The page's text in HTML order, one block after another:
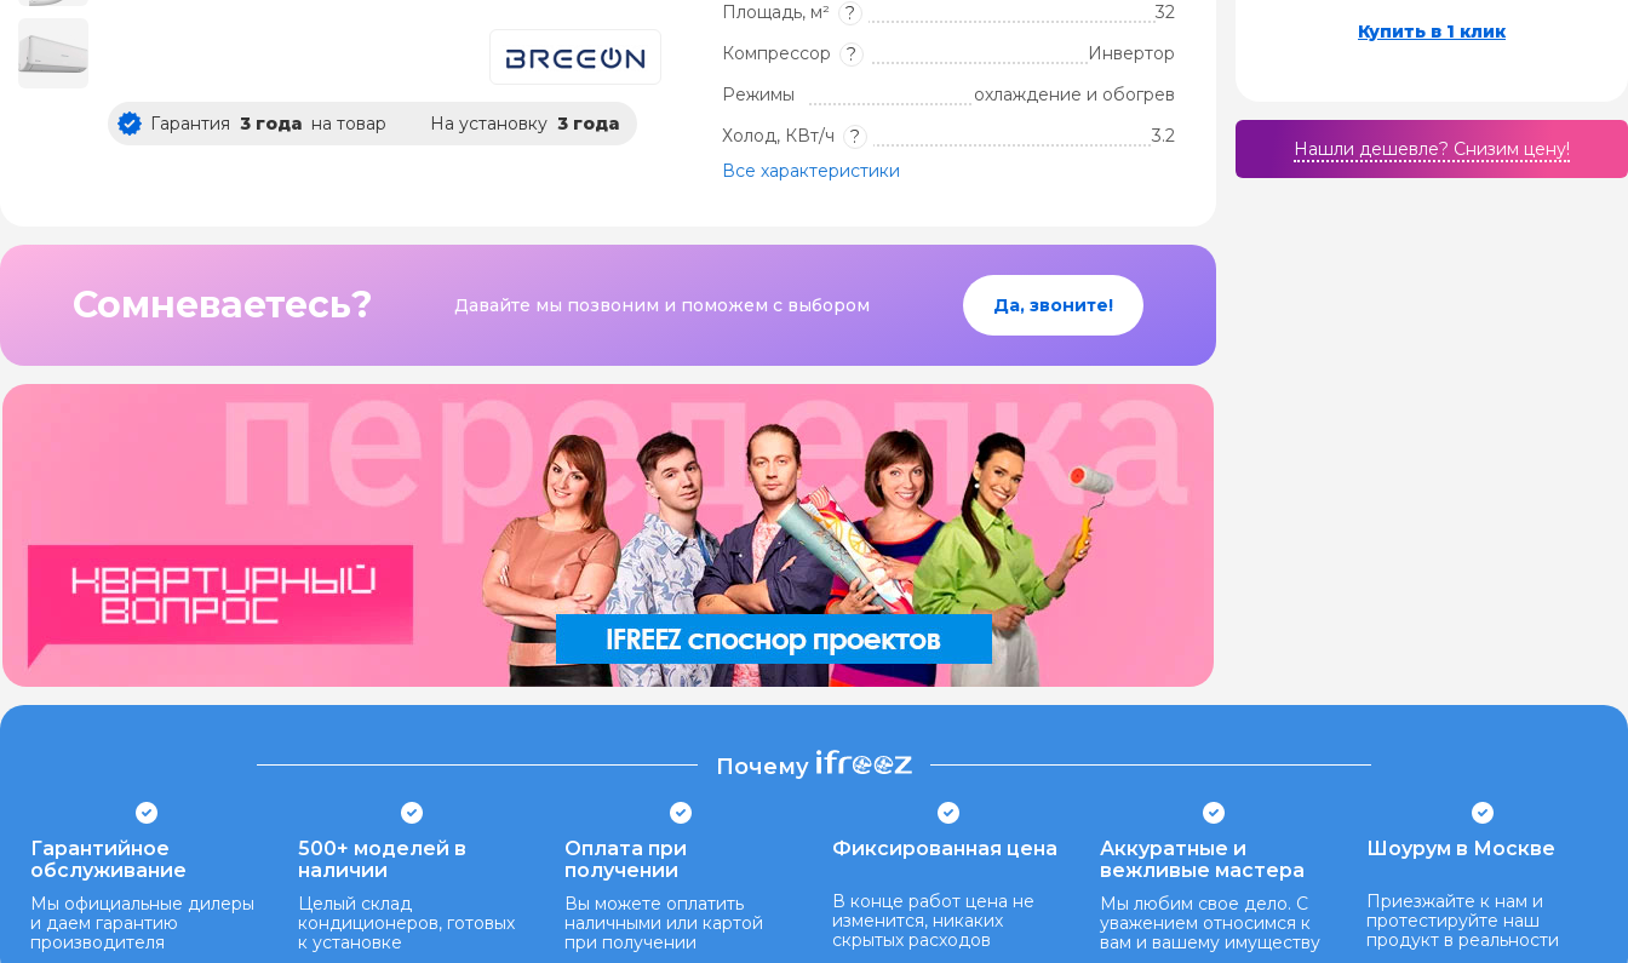
Гарантия 3 года на товар На установку 3 года
Площадь, м²
?
32
Компрессор
?
Инвертор
Режимы
охлаждение и обогрев
Холод, КВт/ч
?
3.2
Все характеристики
Сомневаетесь? Давайте мы позвоним и поможем с выбором Да, звоните!
Купить в 1 клик
Нашли дешевле? Cнизим цену!
Почему
Гарантийное
обслуживание
Мы официальные дилеры
и даем гарантию
производителя
500+ моделей в
наличии
Целый склад
кондиционеров, готовых
к установке
Оплата при
получении
Вы можете оплатить
наличными или картой
при получении
Фиксированная цена
В конце работ цена не
изменится, никаких
скрытых расходов
Аккуратные и
вежливые мастера
Мы любим свое дело. С
уважением относимся к
вам и вашему имуществу
Шоурум в Москве
Приезжайте к нам и
протестируйте наш
продукт в реальности